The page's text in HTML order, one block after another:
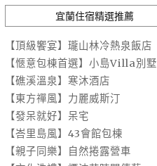
宜蘭住宿精選推薦
【頂級饗宴】瓏山林冷熱泉飯店
【愜意包棟首選】小島Villa別墅
【礁溪溫泉】寒沐酒店
【東方禪風】力麗威斯汀
【發呆就好】呆宅
【峇里島風】43會館包棟
【親子同樂】自然捲露營車